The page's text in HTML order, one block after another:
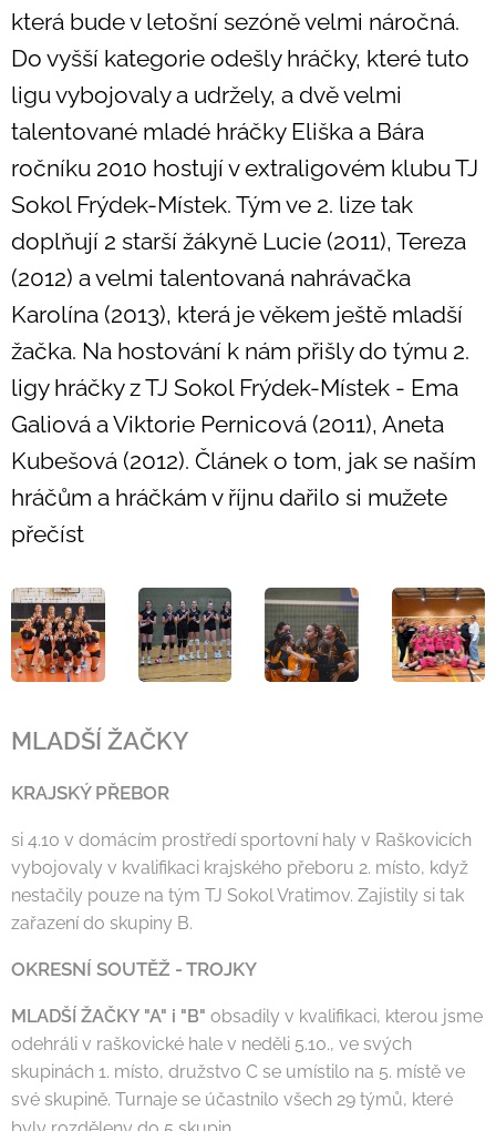
která bude v letošní sezóně velmi náročná.
Do vyšší kategorie odešly hráčky, které tuto
ligu vybojovaly a udržely, a dvě velmi
talentované mladé hráčky Eliška a Bára
ročníku 2010 hostují v extraligovém klubu TJ
Sokol Frýdek-Místek. Tým ve 2. lize tak
doplňují 2 starší žákyně Lucie (2011), Tereza
(2012) a velmi talentovaná nahrávačka
Karolína (2013), která je věkem ještě mladší
žačka. Na hostování k nám přišly do týmu 2.
ligy hráčky z TJ Sokol Frýdek-Místek - Ema
Galiová a Viktorie Pernicová (2011), Aneta
Kubešová (2012). Článek o tom, jak se naším
hráčům a hráčkám v říjnu dařilo si mužete
přečíst
MLADŠÍ ŽAČKY
KRAJSKÝ PŘEBOR
si 4.10 v domácím prostředí sportovní haly v Raškovicích
vybojovaly v kvalifikaci krajského přeboru 2. místo, když
nestačily pouze na tým TJ Sokol Vratimov. Zajistily si tak
zařazení do skupiny B.
OKRESNÍ SOUTĚŽ - TROJKY
MLADŠÍ ŽAČKY "A" i "B" obsadily v kvalifikaci, kterou jsme
odehráli v raškovické hale v neděli 5.10., ve svých
skupinách 1. místo, družstvo C se umístilo na 5. místě ve
své skupině. Turnaje se účastnilo všech 29 týmů, které